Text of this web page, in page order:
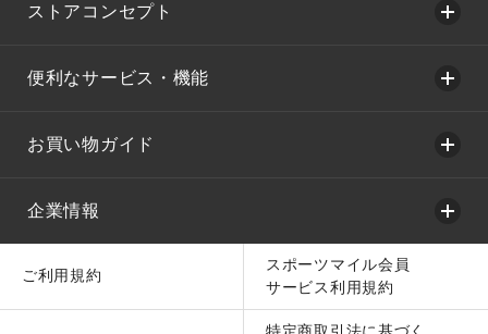
ストアコンセプト
便利なサービス・機能
お買い物ガイド
企業情報
ご利用規約
スポーツマイル会員
サービス利用規約
特定商取引法に基づく